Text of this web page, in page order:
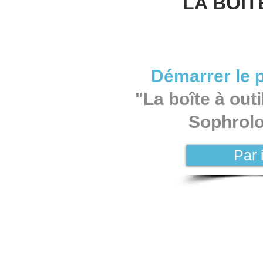
Par
Démarrer le
"La boîte à